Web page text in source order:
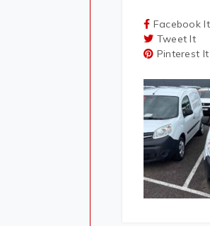
Facebook It
Tweet It
Pinterest It